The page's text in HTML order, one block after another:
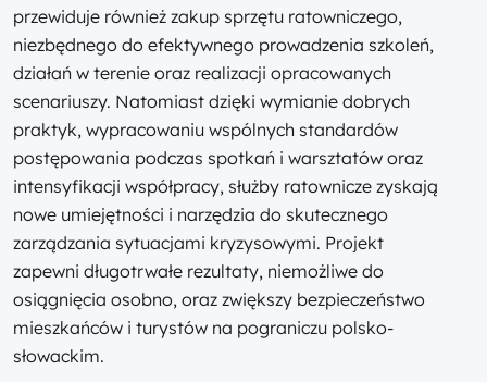
przewiduje również zakup sprzętu ratowniczego,
niezbędnego do efektywnego prowadzenia szkoleń,
działań w terenie oraz realizacji opracowanych
scenariuszy. Natomiast dzięki wymianie dobrych
praktyk, wypracowaniu wspólnych standardów
postępowania podczas spotkań i warsztatów oraz
intensyfikacji współpracy, służby ratownicze zyskają
nowe umiejętności i narzędzia do skutecznego
zarządzania sytuacjami kryzysowymi. Projekt
zapewni długotrwałe rezultaty, niemożliwe do
osiągnięcia osobno, oraz zwiększy bezpieczeństwo
mieszkańców i turystów na pograniczu polsko-
słowackim.